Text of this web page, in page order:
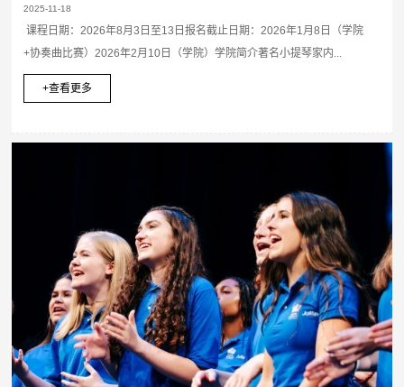
2025-11-18
课程日期：2026年8月3日至13日报名截止日期：2026年1月8日（学院
+协奏曲比赛）2026年2月10日（学院）学院简介著名小提琴家内...
+查看更多